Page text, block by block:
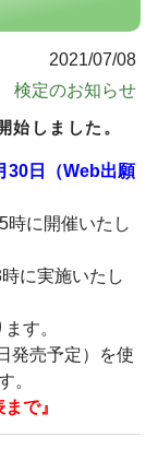
2021/07/08
検定のお知らせ
始しました。
30日（Web出願
時に開催いたし
に実施いたし
す。
発売予定）を使
。
で』